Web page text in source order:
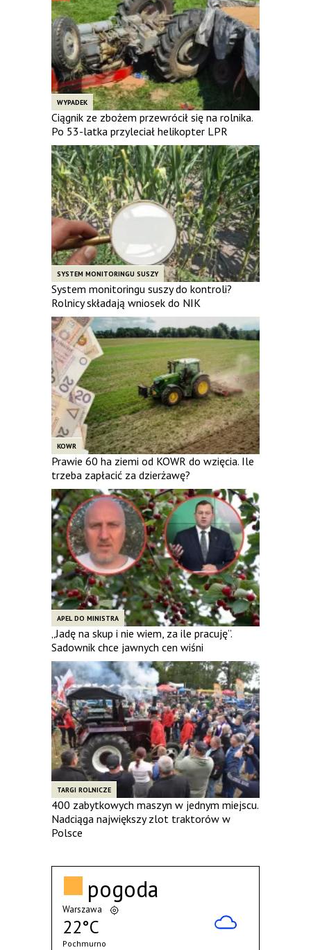
WYPADEK
Ciągnik ze zbożem przewrócił się na rolnika.
Po 53-latka przyleciał helikopter LPR
SYSTEM MONITORINGU SUSZY
System monitoringu suszy do kontroli?
Rolnicy składają wniosek do NIK
KOWR
Prawie 60 ha ziemi od KOWR do wzięcia. Ile
trzeba zapłacić za dzierżawę?
APEL DO MINISTRA
„Jadę na skup i nie wiem, za ile pracuję”.
Sadownik chce jawnych cen wiśni
TARGI ROLNICZE
400 zabytkowych maszyn w jednym miejscu.
Nadciąga największy zlot traktorów w
Polsce
pogoda
Warszawa
22°C
Pochmurno